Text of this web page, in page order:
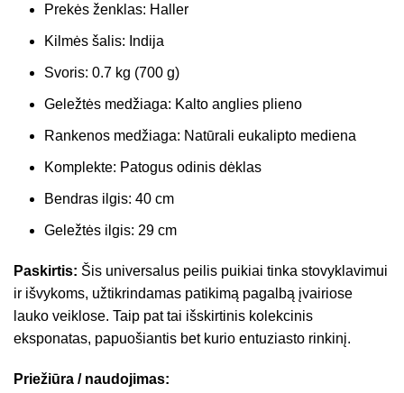
Prekės ženklas: Haller
Kilmės šalis: Indija
Svoris: 0.7 kg (700 g)
Geležtės medžiaga: Kalto anglies plieno
Rankenos medžiaga: Natūrali eukalipto mediena
Komplekte: Patogus odinis dėklas
Bendras ilgis: 40 cm
Geležtės ilgis: 29 cm
Paskirtis: Šis universalus peilis puikiai tinka stovyklavimui
ir išvykoms, užtikrindamas patikimą pagalbą įvairiose
lauko veiklose. Taip pat tai išskirtinis kolekcinis
eksponatas, papuošiantis bet kurio entuziasto rinkinį.
Priežiūra / naudojimas: